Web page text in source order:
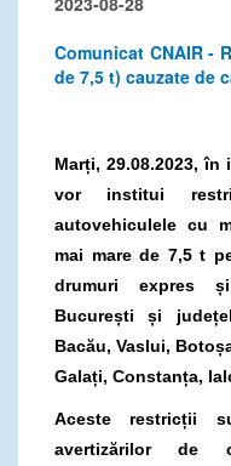
Comunicat CNAIR -
de 7,5 t) cauzate de
Marți, 29.08.2023, în
vor institui
autovehiculele cu
mai mare de 7,5 t
drumuri expres
București și
Bacău, Vaslui,
Galați, Constanța,
Aceste restricții
avertizărilor de